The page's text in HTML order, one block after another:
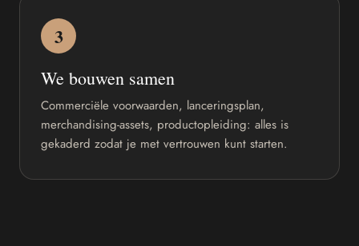
3
We bouwen samen
Commerciële voorwaarden, lanceringsplan,
merchandising-assets, productopleiding: alles is
gekaderd zodat je met vertrouwen kunt starten.